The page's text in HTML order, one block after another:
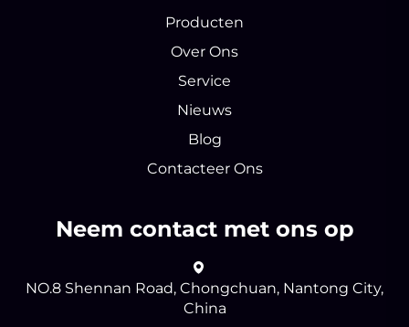
Producten
Over Ons
Service
Nieuws
Blog
Contacteer Ons
Neem contact met ons op
NO.8 Shennan Road, Chongchuan, Nantong City,
China